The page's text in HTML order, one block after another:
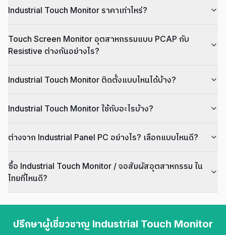
Industrial Touch Monitor ราคาเท่าไหร่?
Touch Screen Monitor อุตสาหกรรมแบบ PCAP กับ
Resistive ต่างกันอย่างไร?
Industrial Touch Monitor ติดตั้งแบบไหนได้บ้าง?
Industrial Touch Monitor ใช้กับอะไรบ้าง?
ต่างจาก Industrial Panel PC อย่างไร? เลือกแบบไหนดี?
ซื้อ Industrial Touch Monitor / จอสัมผัสอุตสาหกรรม ใน
ไทยที่ไหนดี?
ปรึกษาผู้เชี่ยวชาญ Industrial Touch Monitor